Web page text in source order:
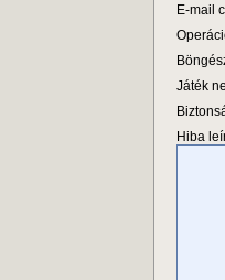
E-mail
Játék
Hiba